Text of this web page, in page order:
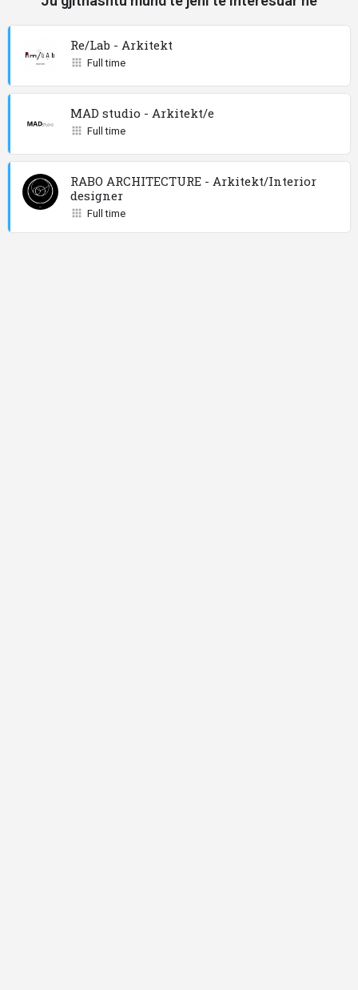
Re/Lab - Arkitekt
Full time
MAD studio - Arkitekt/e
Full time
RABO ARCHITECTURE - Arkitekt/Interior
designer
Full time